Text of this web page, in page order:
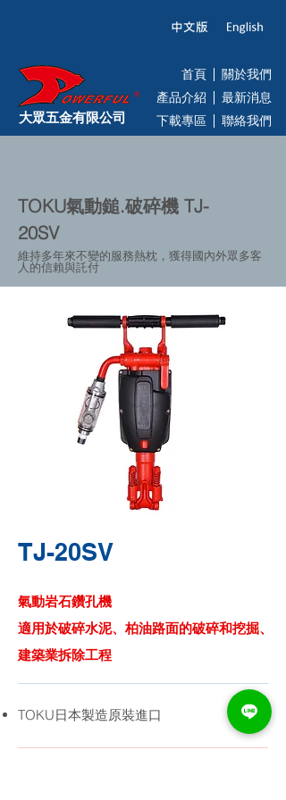
大眾五金有限公司
首頁
關於我們
產品介紹
最新消息
下載專區
聯絡我們
TOKU氣動鎚.破碎機 TJ-
20SV
維持多年來不變的服務熱枕，獲得國內外眾多客
人的信賴與託付
TJ-20SV
氣動岩石鑽孔機
適用於破碎水泥、柏油路面的破碎和挖掘、
建築業拆除工程
TOKU日本製造原裝進口